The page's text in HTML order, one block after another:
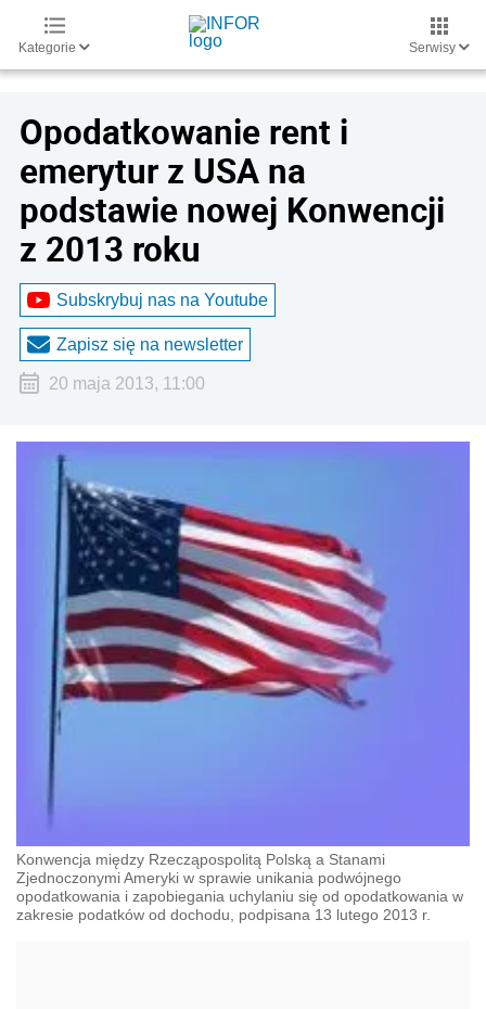
Kategorie Serwisy
Opodatkowanie rent i
emerytur z USA na
podstawie nowej Konwencji
z 2013 roku
Subskrybuj nas na Youtube
Zapisz się na newsletter
20 maja 2013, 11:00
Konwencja między Rzecząpospolitą Polską a Stanami
Zjednoczonymi Ameryki w sprawie unikania podwójnego
opodatkowania i zapobiegania uchylaniu się od opodatkowania w
zakresie podatków od dochodu, podpisana 13 lutego 2013 r.